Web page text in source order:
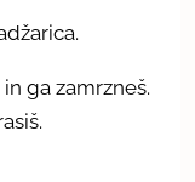
ga zamrzneš.